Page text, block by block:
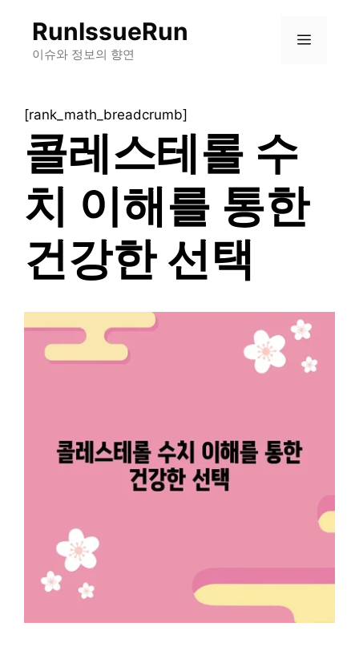
RunIssueRun
이슈와 정보의 향연
메
[rank_math_breadcrumb]
콜레스테롤 수
치 이해를 통한
건강한 선택